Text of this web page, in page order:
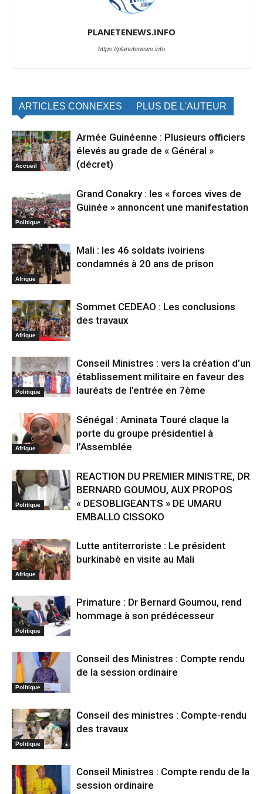
PLANETENEWS.INFO
https://planetenews.info
ARTICLES CONNEXES PLUS DE L'AUTEUR
Accueil
Armée Guinéenne : Plusieurs officiers
élevés au grade de « Général »
(décret)
Politique
Grand Conakry : les « forces vives de
Guinée » annoncent une manifestation
Afrique
Mali : les 46 soldats ivoiriens
condamnés à 20 ans de prison
Afrique
Sommet CEDEAO : Les conclusions
des travaux
Politique
Conseil Ministres : vers la création d’un
établissement militaire en faveur des
lauréats de l’entrée en 7ème
Afrique
Sénégal : Aminata Touré claque la
porte du groupe présidentiel à
l’Assemblée
Politique
REACTION DU PREMIER MINISTRE, DR
BERNARD GOUMOU, AUX PROPOS
« DESOBLIGEANTS » DE UMARU
EMBALLO CISSOKO
Afrique
Lutte antiterroriste : Le président
burkinabè en visite au Mali
Politique
Primature : Dr Bernard Goumou, rend
hommage à son prédécesseur
Politique
Conseil des Ministres : Compte rendu
de la session ordinaire
Politique
Conseil des ministres : Compte-rendu
des travaux
Conseil Ministres : Compte rendu de la
session ordinaire